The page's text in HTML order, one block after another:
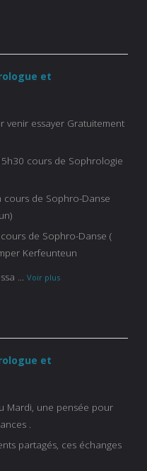
et
venir essayer Gratuitement
cours de Sophrologie
de Sophro-Danse
de Sophro-Danse (
Kerfeunteun
... Voir plus
et
Mardi, une pensée pour
.
partagés, ces échanges